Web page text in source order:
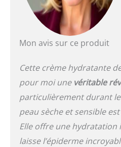
Mon avis sur ce produit
Cette crème hydratante
pour moi une véritable
particulièrement durant
peau sèche et sensible
Elle offre une hydratation
laisse l’épiderme